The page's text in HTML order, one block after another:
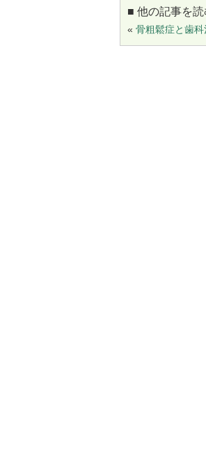
■ 他の記事を
« 骨粗鬆症と歯